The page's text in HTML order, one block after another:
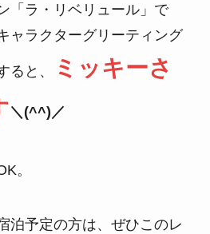
「ラ・リベリュール」で
ャラクターグリーティング
ると、
ミッキーさ
＼(^^)／
。
泊予定の方は、ぜひこのレ